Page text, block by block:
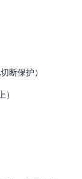
断保护）
）